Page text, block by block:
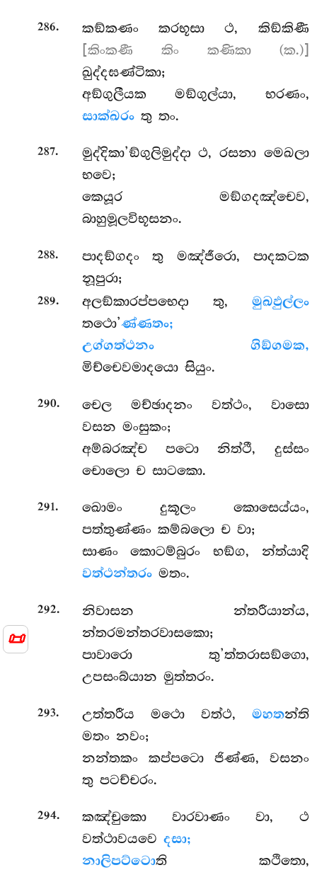
📜
286.
කඞ්කණං කරභූසා ථ, කිඞ්කිණී
[කිංකණී කිං කණිකා (ක.)]
ඛුද්දඝණ්ටිකා;
අඞ්ගුලීයක මඞ්ගුල්යා, භරණං,
සාක්ඛරංතු තං.
287.
මුද්දිකා’ඞ්ගුලිමුද්දා ථ, රසනා මෙඛලා
භවෙ;
කෙයූර මඞ්ගදඤ්චෙව,
බාහුමූලවිභූසනං.
288.
පාදඞ්ගදං තු මඤ්ජීරො, පාදකටක
නූපුරා;
289. අලඞ්කාරප්පභෙදා තු, මුඛඵුල්ලං
තථො’ණ්ණතං;
උග්ගත්ථනං ගිඞ්ගමක,
මිච්චෙවමාදයො සියුං.
290.
චෙල මච්ඡාදනං වත්ථං, වාසො
වසන මංසුකං;
අම්බරඤ්ච පටො නිත්ථී, දුස්සං
චොලො ච සාටකො.
291.
ඛොමං දුකූලං කොසෙය්යං,
පත්තුණ්ණං කම්බලො ච වා;
සාණං කොටම්බුරං භඞ්ග, න්ත්යාදි
වත්ථන්තරංමතං.
292.
නිවාසන න්තරීයාන්ය,
න්තරමන්තරවාසකො;
පාවාරො තු’ත්තරාසඞ්ගො,
උපසංබ්යාන මුත්තරං.
293. උත්තරීය මථො වත්ථ, මහතන්ති
මතං නවං;
නන්තකං කප්පටො ජිණ්ණ, වසනං
තු පටච්චරං.
294.
කඤ්චුකො වාරවාණං වා, ථ
වත්ථාවයවෙ දසා;
නාලිපට්ටොති කථිතො,